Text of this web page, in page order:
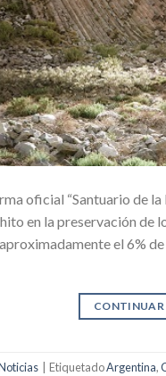
oficial “Santuario de
en la preservación de
el 6%
CONTINUAR
EtiquetadoArgentina,